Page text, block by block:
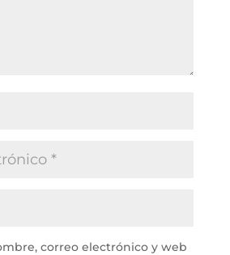
correo electrónico y web